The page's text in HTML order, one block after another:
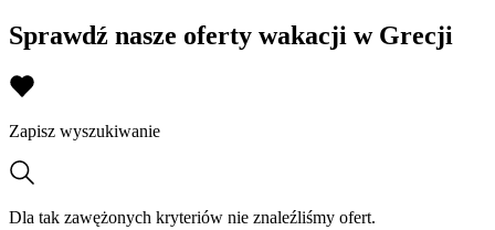
Sprawdź nasze oferty wakacji w Grecji
Zapisz wyszukiwanie
Dla tak zawężonych kryteriów nie znaleźliśmy ofert.